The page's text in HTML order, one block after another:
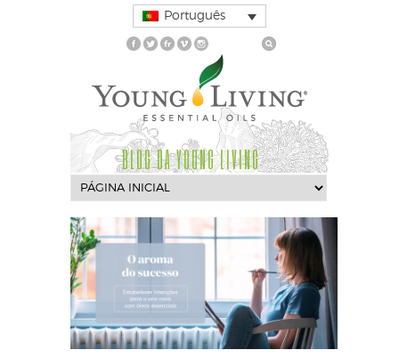
Português
BLOG DA YOUNG LIVING